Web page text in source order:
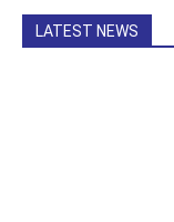
LATEST NEWS